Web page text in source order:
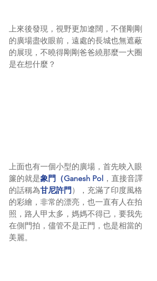
上來後發現，視野更加遼闊，不僅剛剛
的廣場盡收眼前，遠處的長城也無遮蔽
的展現，不曉得剛剛爸爸繞那麼一大圈
是在想什麼？
上面也有一個小型的廣場，首先映入眼
簾的就是象門（Ganesh Pol ，直接音譯
的話稱為甘尼許門 ），充滿了印度風格
的彩繪，非常的漂亮，也一直有人在拍
照，路人甲太多，媽媽不得已，要我先
在側門拍，儘管不是正門，也是相當的
美麗。